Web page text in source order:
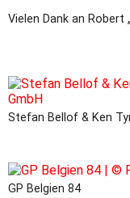
Vielen Dank an Robert
Stefan Bellof & Ken
GP Belgien 84